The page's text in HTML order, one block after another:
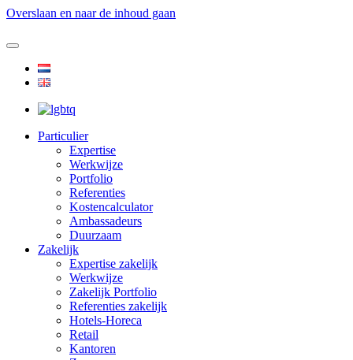
Overslaan en naar de inhoud gaan
Particulier
Expertise
Werkwijze
Portfolio
Referenties
Kostencalculator
Ambassadeurs
Duurzaam
Zakelijk
Expertise zakelijk
Werkwijze
Zakelijk Portfolio
Referenties zakelijk
Hotels-Horeca
Retail
Kantoren